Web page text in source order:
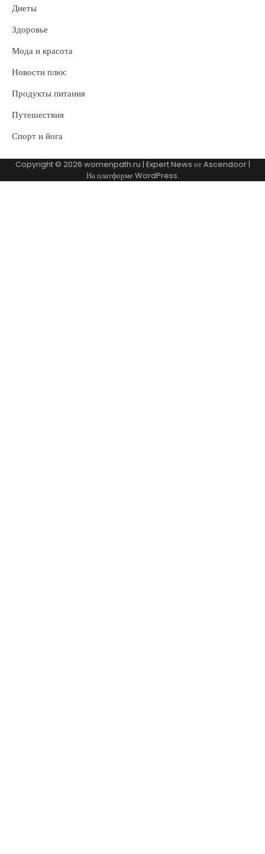
Диеты
Здоровье
Мода и красота
Новости плюс
Продукты питания
Путешествия
Спорт и йога
Copyright © 2026 womenpath.ru | Expert News отAscendoor|
На платформеWordPress.